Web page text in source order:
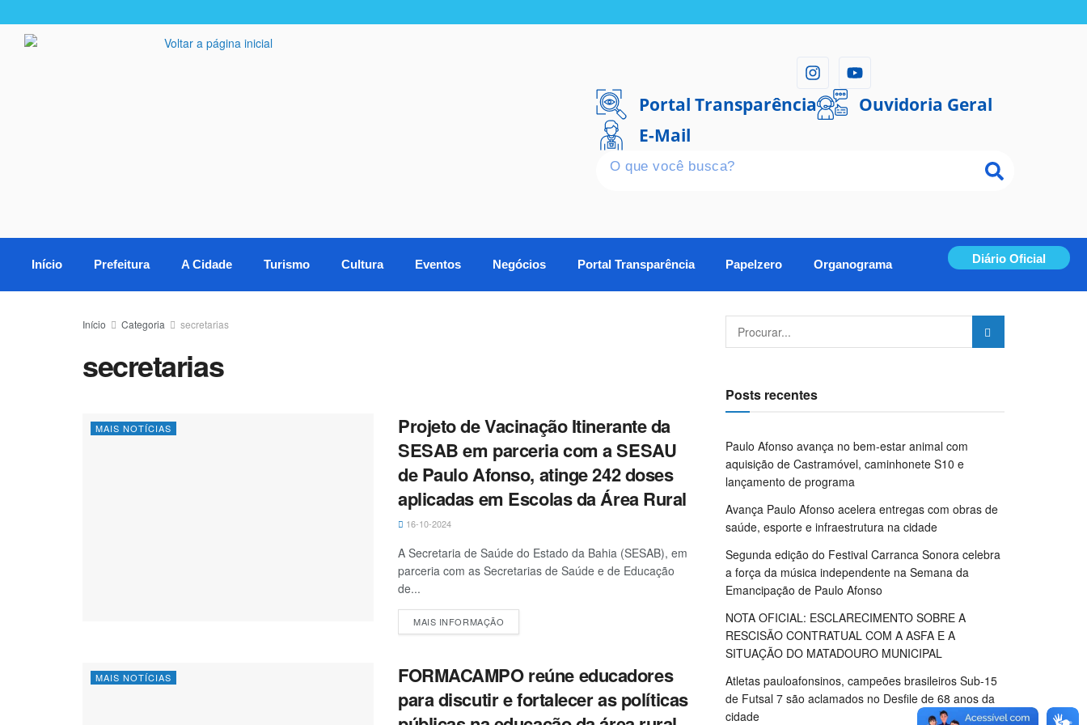
Portal Transparência
Ouvidoria Geral
E-Mail
Início Prefeitura A Cidade Turismo Cultura Eventos Negócios Portal Transparência Papelzero Organograma Diário Oficial
Início Categoria secretarias
secretarias
MAIS NOTÍCIAS
Projeto de Vacinação Itinerante da
SESAB em parceria com a SESAU
de Paulo Afonso, atinge 242 doses
aplicadas em Escolas da Área Rural
16-10-2024
A Secretaria de Saúde do Estado da Bahia (SESAB), em
parceria com as Secretarias de Saúde e de Educação
de...
MAIS INFORMAÇÃO
MAIS NOTÍCIAS
FORMACAMPO reúne educadores
para discutir e fortalecer as políticas
Posts recentes
Paulo Afonso avança no bem-estar animal com
aquisição de Castramóvel, caminhonete S10 e
lançamento de programa
Avança Paulo Afonso acelera entregas com obras de
saúde, esporte e infraestrutura na cidade
Segunda edição do Festival Carranca Sonora celebra
a força da música independente na Semana da
Emancipação de Paulo Afonso
NOTA OFICIAL: ESCLARECIMENTO SOBRE A
RESCISÃO CONTRATUAL COM A ASFA E A
SITUAÇÃO DO MATADOURO MUNICIPAL
Atletas pauloafonsinos, campeões brasileiros Sub-15
de Futsal 7 são aclamados no Desfile de 68 anos da
cidade